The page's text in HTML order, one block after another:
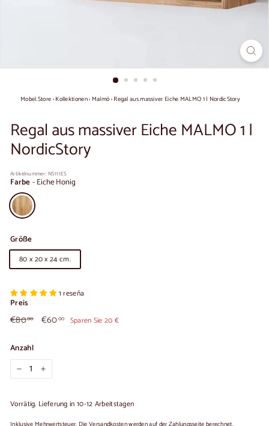
Mobel.Store›Kollektionen› Malmö›Regal aus massiver Eiche MALMO 1 | NordicStory
Regal aus massiver Eiche MALMO 1 |
NordicStory
Artikelnummer: NS111ES
Farbe-Eiche Honig
Größe
80 x 20 x 24 cm.
1 reseña
Preis
Üblicher
Preis
€8000€80,00
Angebotspreis
€6000 €60,00
Sparen Sie 20 €
Anzahl
+
Vorrätig. Lieferung in 10-12 Arbeitstagen